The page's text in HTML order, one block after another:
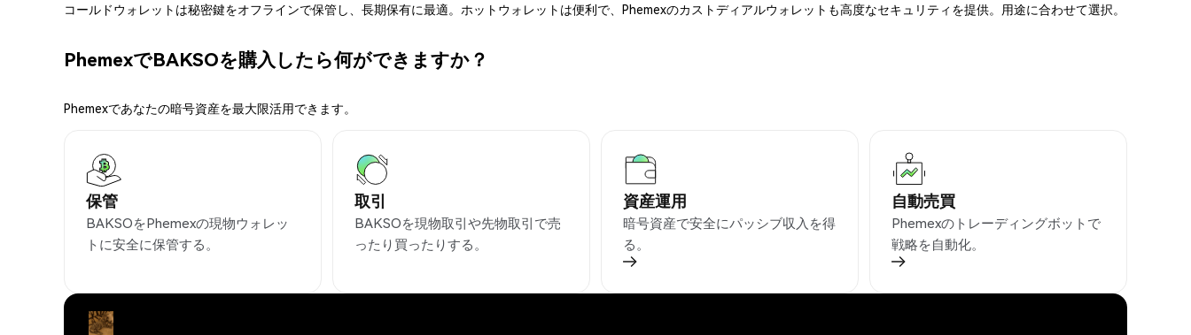
コールドウォレットは秘密鍵をオフラインで保管し、長期保有に最適。ホットウォレットは便利で、Phemexのカストディアルウォレットも高度なセキュリティを提供。用途に合わせて選択。
PhemexでBAKSOを購入したら何ができますか？
Phemexであなたの暗号資産を最大限活用できます。
保管
BAKSOをPhemexの現物ウォレッ
トに安全に保管する。
取引
BAKSOを現物取引や先物取引で売
ったり買ったりする。
資産運用
暗号資産で安全にパッシブ収入を得
る。
自動売買
Phemexのトレーディングボットで
戦略を自動化。